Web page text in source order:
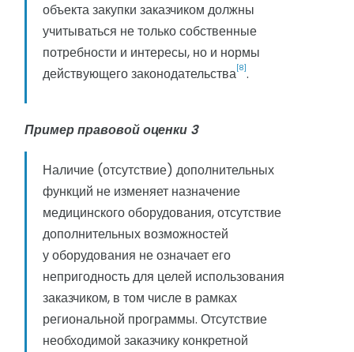
объекта закупки заказчиком должны
учитываться не только собственные
потребности и интересы, но и нормы
действующего законодательства[8].
Пример правовой оценки 3
Наличие (отсутствие) дополнительных
функций не изменяет назначение
медицинского оборудования, отсутствие
дополнительных возможностей
у оборудования не означает его
непригодность для целей использования
заказчиком, в том числе в рамках
региональной программы. Отсутствие
необходимой заказчику конкретной